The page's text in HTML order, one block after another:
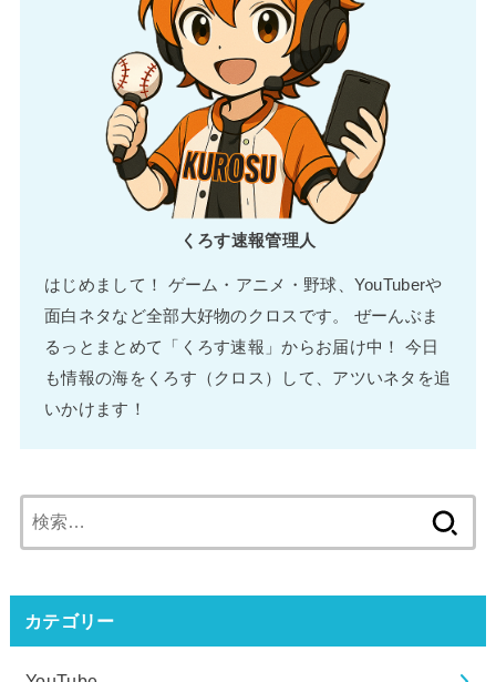
くろす速報管理人
はじめまして！ ゲーム・アニメ・野球、YouTuberや
面白ネタなど全部大好物のクロスです。 ぜーんぶま
るっとまとめて「くろす速報」からお届け中！ 今日
も情報の海をくろす（クロス）して、アツいネタを追
いかけます！
索:
カテゴリー